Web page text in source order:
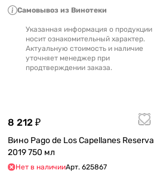
Самовывоз из Винотеки
Указанная информация о продукции
носит ознакомительный характер.
Актуальную стоимость и наличие
уточняет менеджер при
продтверждении заказа.
8 212 ₽
Вино Pago de Los Capellanes Reserva
2019 750 мл
Нет в наличииАрт. 625867